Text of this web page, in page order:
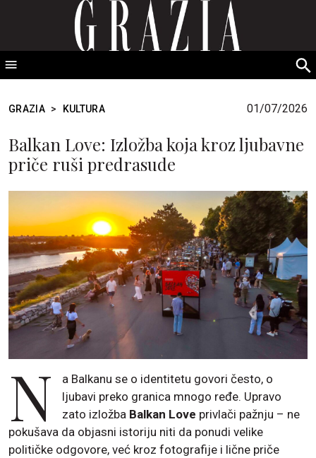
GRAZIA Srbija
GRAZIA > KULTURA 01/07/2026
Balkan Love: Izložba koja kroz ljubavne
priče ruši predrasude
N
a Balkanu se o identitetu govori često, o
ljubavi preko granica mnogo ređe. Upravo
zato izložba Balkan Love privlači pažnju – ne
pokušava da objasni istoriju niti da ponudi velike
političke odgovore, već kroz fotografije i lične priče